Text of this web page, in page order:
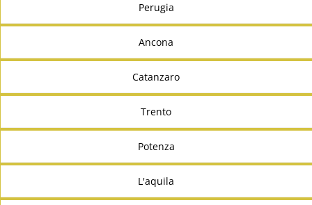
Perugia
Ancona
Catanzaro
Trento
Potenza
L'aquila